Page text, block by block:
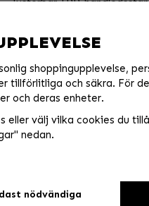
Justerbar TPR-
Mesh-tyg mellan
Perforerad dubbelskikt på
Silikontryck på fingrarna
shoppingupplevelse,
tillförlitliga och säkra. För
och deras enheter.
eller välj vilka cookies du
nedan.
nödvändiga